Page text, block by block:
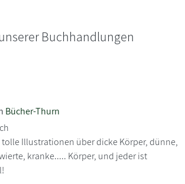
Buchhandlungen
Bücher-Thurn
tolle Illustrationen über dicke Körper, dünne,
kranke..... Körper, und jeder ist